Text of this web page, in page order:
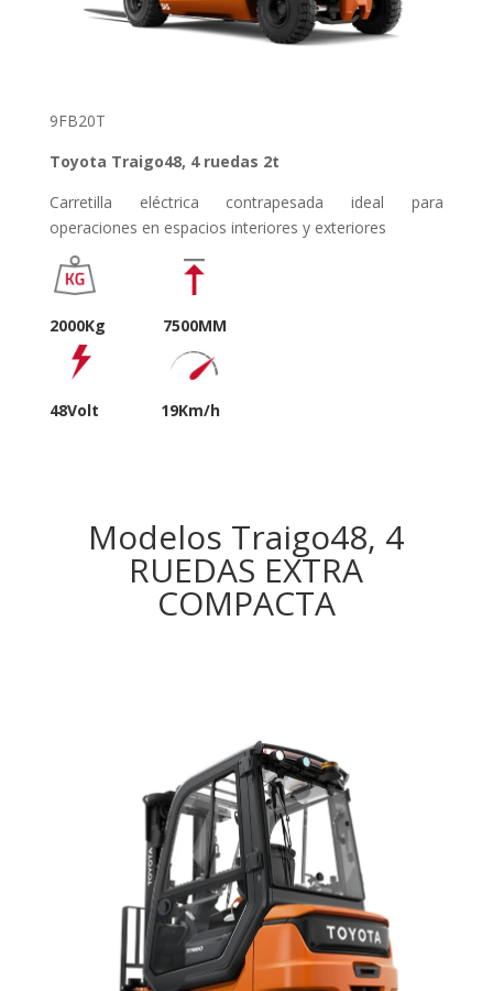
9FB20T
Toyota Traigo48, 4 ruedas 2t
Carretilla eléctrica contrapesada ideal para
operaciones en espacios interiores y exteriores
2000Kg 7500MM
48Volt 19Km/h
Modelos Traigo48, 4
RUEDAS EXTRA
COMPACTA
1600Kg7500MM48Volt